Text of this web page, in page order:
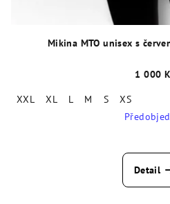
Mikina MTO unisex s
1 000
XXL
XL L M S
XS
Detail